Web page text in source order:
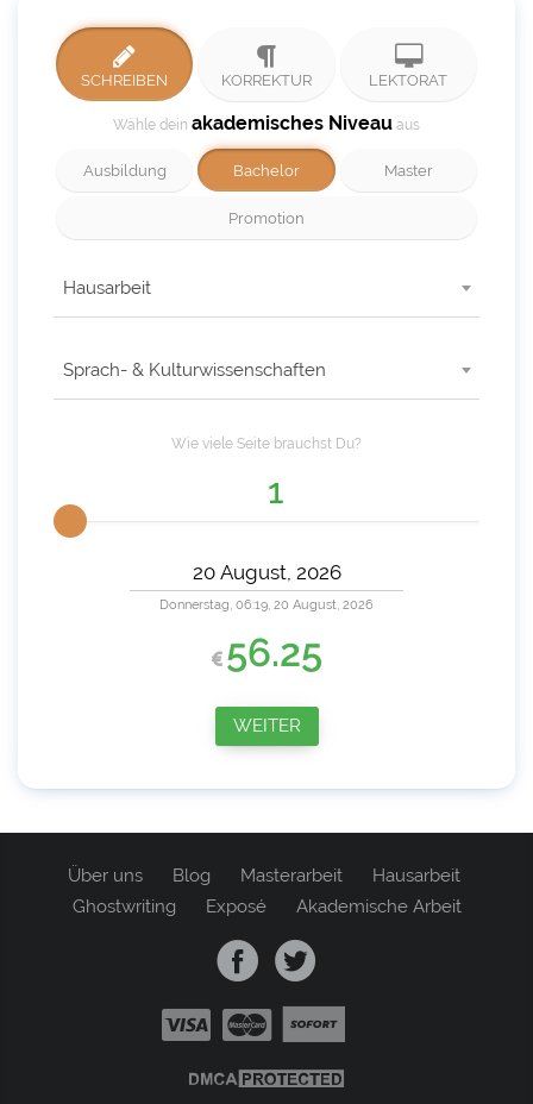
SCHREIBEN KORREKTUR LEKTORAT
Wähle dein akademisches Niveau aus
Ausbildung Bachelor Master
Promotion
Hausarbeit
Sprach- & Kulturwissenschaften
Wie viele Seite brauchst Du?
56.25
Donnerstag, 06:19, 20 August, 2026
WEITER
Über uns Blog Masterarbeit
Hausarbeit
Ghostwriting
Exposé Akademische Arbeit